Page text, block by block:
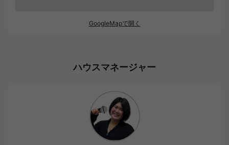
GoogleMapで開く
ハウスマネージャー